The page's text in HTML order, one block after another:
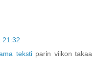
21:32
tekstiparin viikon takaa